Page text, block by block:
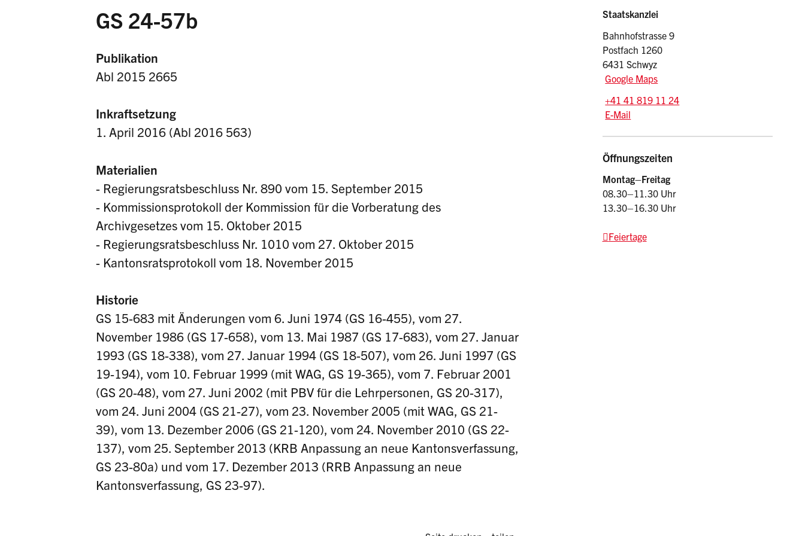
GS 24-57b
Publikation
Abl 2015 2665
Inkraftsetzung
1. April 2016 (Abl 2016 563)
Materialien
- Regierungsratsbeschluss Nr. 890 vom 15. September 2015
- Kommissionsprotokoll der Kommission für die Vorberatung des
Archivgesetzes vom 15. Oktober 2015
- Regierungsratsbeschluss Nr. 1010 vom 27. Oktober 2015
- Kantonsratsprotokoll vom 18. November 2015
Historie
GS 15-683 mit Änderungen vom 6. Juni 1974 (GS 16-455), vom 27.
November 1986 (GS 17-658), vom 13. Mai 1987 (GS 17-683), vom 27. Januar
1993 (GS 18-338), vom 27. Januar 1994 (GS 18-507), vom 26. Juni 1997 (GS
19-194), vom 10. Februar 1999 (mit WAG, GS 19-365), vom 7. Februar 2001
(GS 20-48), vom 27. Juni 2002 (mit PBV für die Lehrpersonen, GS 20-317),
vom 24. Juni 2004 (GS 21-27), vom 23. November 2005 (mit WAG, GS 21-
39), vom 13. Dezember 2006 (GS 21-120), vom 24. November 2010 (GS 22-
137), vom 25. September 2013 (KRB Anpassung an neue Kantonsverfassung,
GS 23-80a) und vom 17. Dezember 2013 (RRB Anpassung an neue
Kantonsverfassung, GS 23-97).
Sidebar
Adresse
Staatskanzlei
Bahnhofstrasse 9
Postfach 1260
6431 Schwyz
Google Maps
Tel.:
+41 41 819 11 24
E-Mail: srsz
E-Mail
Öffnungszeiten
Montag–Freitag
08.30–11.30 Uhr
13.30–16.30 Uhr
Feiertage